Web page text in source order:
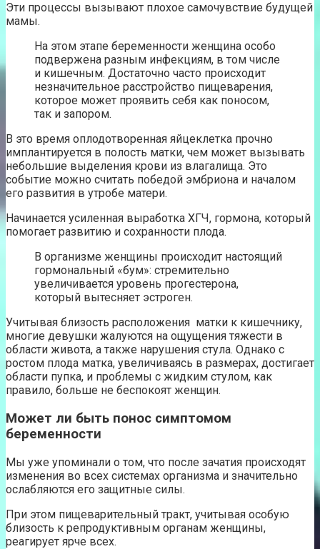
Эти процессы вызывают плохое самочувствие будущей
мамы.
На этом этапе беременности женщина особо
подвержена разным инфекциям, в том числе
и кишечным. Достаточно часто происходит
незначительное расстройство пищеварения,
которое может проявить себя как поносом,
так и запором.
В это время оплодотворенная яйцеклетка прочно
имплантируется в полость матки, чем может вызывать
небольшие выделения крови из влагалища. Это
событие можно считать победой эмбриона и началом
его развития в утробе матери.
Начинается усиленная выработка ХГЧ, гормона, который
помогает развитию и сохранности плода.
В организме женщины происходит настоящий
гормональный «бум»: стремительно
увеличивается уровень прогестерона,
который вытесняет эстроген.
Учитывая близость расположения матки к кишечнику,
многие девушки жалуются на ощущения тяжести в
области живота, а также нарушения стула. Однако с
ростом плода матка, увеличиваясь в размерах, достигает
области пупка, и проблемы с жидким стулом, как
правило, больше не беспокоят женщин.
Может ли быть понос симптомом
беременности
Мы уже упоминали о том, что после зачатия происходят
изменения во всех системах организма и значительно
ослабляются его защитные силы.
При этом пищеварительный тракт, учитывая особую
близость к репродуктивным органам женщины,
реагирует ярче всех.